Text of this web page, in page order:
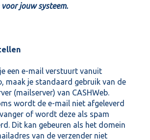
jouw systeem.
een e-mail verstuurt vanuit
maak je standaard gebruik van de
(mailserver) van CASHWeb.
wordt de e-mail niet afgeleverd
of wordt deze als spam
Dit kan gebeuren als het domein
van de verzender niet